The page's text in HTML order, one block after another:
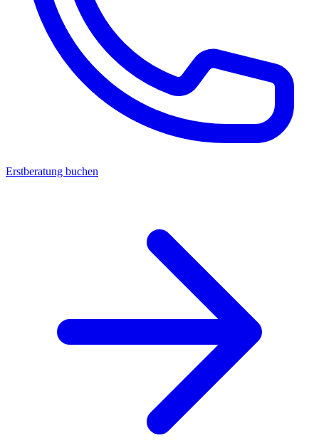
Erstberatung buchen